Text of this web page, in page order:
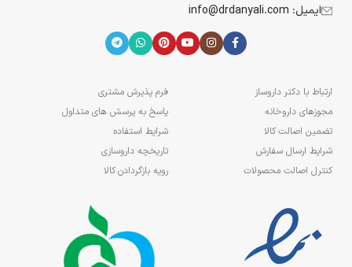
ایمیل: info@drdanyali.com
ارتباط با دکتر داروساز
مجوزهای داروخانه
تضمین اصالت کالا
شرایط ارسال سفارش
کنترل اصالت محصولات
فرم پذیرش مشتری
پاسخ به پرسش های متداول
شرایط استفاده
تاریخچه داروسازی
رویه بازگردادن کالا